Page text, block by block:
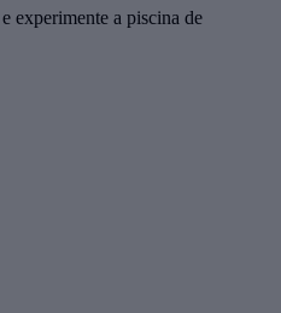
experimente a piscina de